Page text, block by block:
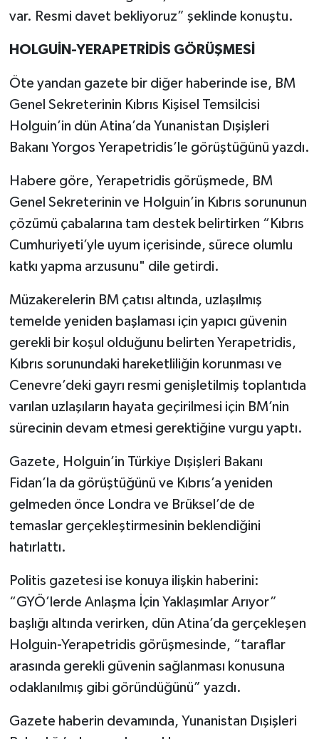
var. Resmi davet bekliyoruz” şeklinde konuştu.
HOLGUİN-YERAPETRİDİS GÖRÜŞMESİ
Öte yandan gazete bir diğer haberinde ise, BM
Genel Sekreterinin Kıbrıs Kişisel Temsilcisi
Holguin’in dün Atina’da Yunanistan Dışişleri
Bakanı Yorgos Yerapetridis’le görüştüğünü yazdı.
Habere göre, Yerapetridis görüşmede, BM
Genel Sekreterinin ve Holguin’in Kıbrıs sorununun
çözümü çabalarına tam destek belirtirken “Kıbrıs
Cumhuriyeti’yle uyum içerisinde, sürece olumlu
katkı yapma arzusunu" dile getirdi.
Müzakerelerin BM çatısı altında, uzlaşılmış
temelde yeniden başlaması için yapıcı güvenin
gerekli bir koşul olduğunu belirten Yerapetridis,
Kıbrıs sorunundaki hareketliliğin korunması ve
Cenevre’deki gayrı resmi genişletilmiş toplantıda
varılan uzlaşıların hayata geçirilmesi için BM’nin
sürecinin devam etmesi gerektiğine vurgu yaptı.
Gazete, Holguin’in Türkiye Dışişleri Bakanı
Fidan’la da görüştüğünü ve Kıbrıs’a yeniden
gelmeden önce Londra ve Brüksel’de de
temaslar gerçekleştirmesinin beklendiğini
hatırlattı.
Politis gazetesi ise konuya ilişkin haberini:
“GYÖ’lerde Anlaşma İçin Yaklaşımlar Arıyor”
başlığı altında verirken, dün Atina’da gerçekleşen
Holguin-Yerapetridis görüşmesinde, “taraflar
arasında gerekli güvenin sağlanması konusuna
odaklanılmış gibi göründüğünü” yazdı.
Gazete haberin devamında, Yunanistan Dışişleri